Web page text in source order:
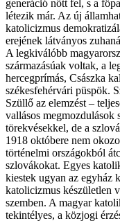
generáció nőtt fel, s a
létezik már. Az új
katolicizmus
erejének látványos
A legkiválóbb
származásúak voltak, a
hercegprímás, Császka
székesfehérvári püspök.
Szüllő az elemzést –
vallásos megmozdulások
törekvésekkel, de a
1918 októbere nem
történelmi országokból
szlovákokat. Egyes
kiestek ugyan az egyház
katolicizmus készületlen
szemben. A magyar
tekintélyes, a közjogi